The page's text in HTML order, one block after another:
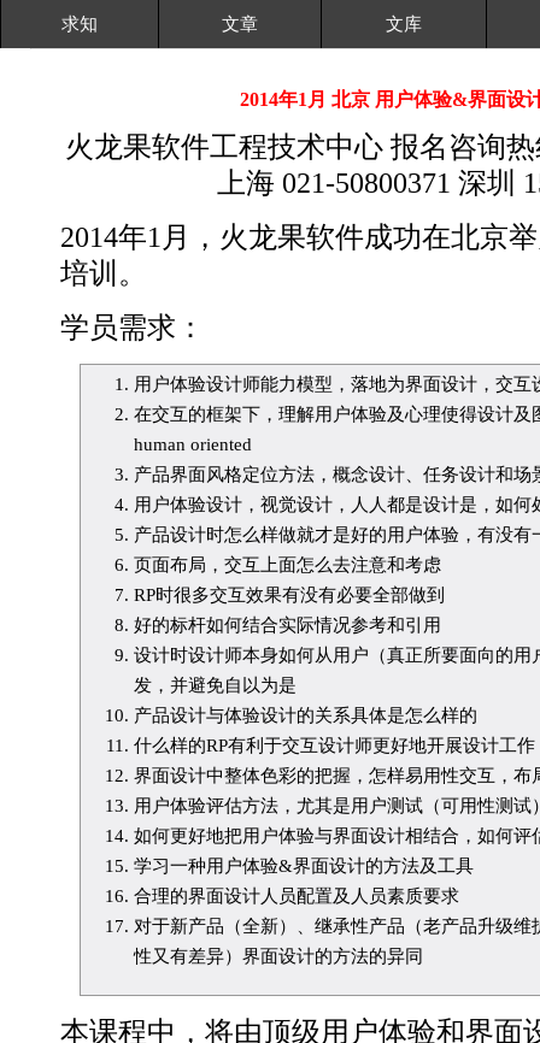
求知 文章 文库
2014年1月 北京 用户体验&界面设
火龙果软件工程技术中心 报名咨询热
上海 021-50800371 深圳
2014年1月，火龙果软件成功在北京
培训。
学员需求：
用户体验设计师能力模型，落地为界面设计，交互
在交互的框架下，理解用户体验及心理使得设计
human oriented
产品界面风格定位方法，概念设计、任务设计和场
用户体验设计，视觉设计，人人都是设计是，如何
产品设计时怎么样做就才是好的用户体验，有没有
页面布局，交互上面怎么去注意和考虑
RP时很多交互效果有没有必要全部做到
好的标杆如何结合实际情况参考和引用
设计时设计师本身如何从用户（真正所要面向的
发，并避免自以为是
产品设计与体验设计的关系具体是怎么样的
什么样的RP有利于交互设计师更好地开展设计工作
界面设计中整体色彩的把握，怎样易用性交互，布
用户体验评估方法，尤其是用户测试（可用性测试
如何更好地把用户体验与界面设计相结合，如何
学习一种用户体验&界面设计的方法及工具
合理的界面设计人员配置及人员素质要求
对于新产品（全新）、继承性产品（老产品升级
性又有差异）界面设计的方法的异同
本课程中，将由顶级用户体验和界面